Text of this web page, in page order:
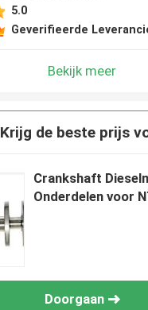
5.0
Geverifieerde
Bekijk meer
Krijg de beste prijs
Crankshaft
Onderdelen voor
Doorgaan